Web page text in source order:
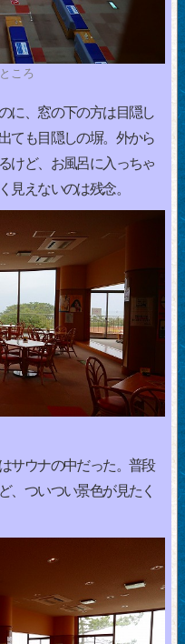
ころ
に、窓の下の方は目隠し
ても目隠しの塀。外から
けど、お風呂に入っちゃ
見えないのは残念。
サウナの中だった。普段
、ついつい景色が見たく